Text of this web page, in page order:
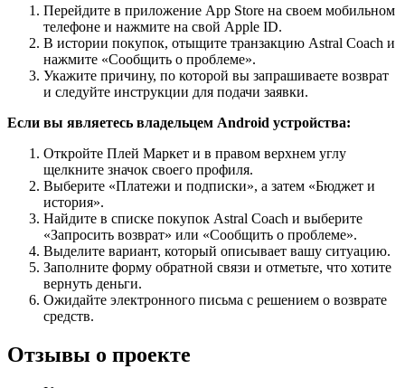
Перейдите в приложение App Store на своем мобильном
телефоне и нажмите на свой Apple ID.
В истории покупок, отыщите транзакцию Astral Coach и
нажмите «Сообщить о проблеме».
Укажите причину, по которой вы запрашиваете возврат
и следуйте инструкции для подачи заявки.
Если вы являетесь владельцем Android устройства:
Откройте Плей Маркет и в правом верхнем углу
щелкните значок своего профиля.
Выберите «Платежи и подписки», а затем «Бюджет и
история».
Найдите в списке покупок Astral Coach и выберите
«Запросить возврат» или «Сообщить о проблеме».
Выделите вариант, который описывает вашу ситуацию.
Заполните форму обратной связи и отметьте, что хотите
вернуть деньги.
Ожидайте электронного письма с решением о возврате
средств.
Отзывы о проекте